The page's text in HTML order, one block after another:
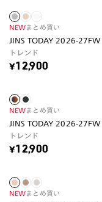
NEWまとめ買い
JINS TODAY 2026-27FW
トレンド
¥12,900
NEWまとめ買い
JINS TODAY 2026-27FW
トレンド
¥12,900
NEWまとめ買い